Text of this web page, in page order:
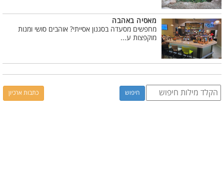
מאסיה באהבה
מחפשים מסעדה בסגנון אסייתי? אוהבים סושי ומנות
מוקפצות ע...
כתבות ארכיון